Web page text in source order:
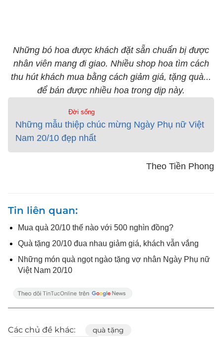
Những bó hoa được khách đặt sẵn chuẩn bị được
nhân viên mang đi giao. Nhiều shop hoa tìm cách
thu hút khách mua bằng cách giảm giá, tặng quà...
để bán được nhiều hoa trong dịp này.
Đời sống
Những mẫu thiệp chúc mừng Ngày Phụ nữ Việt
Nam 20/10 đẹp nhất
Theo Tiền Phong
Tin liên quan
Mua quà 20/10 thế nào với 500 nghìn đồng?
Quà tặng 20/10 đua nhau giảm giá, khách vẫn vắng
Những món quà ngọt ngào tặng vợ nhân Ngày Phụ nữ
Việt Nam 20/10
Các chủ đề khác:
quà tặng